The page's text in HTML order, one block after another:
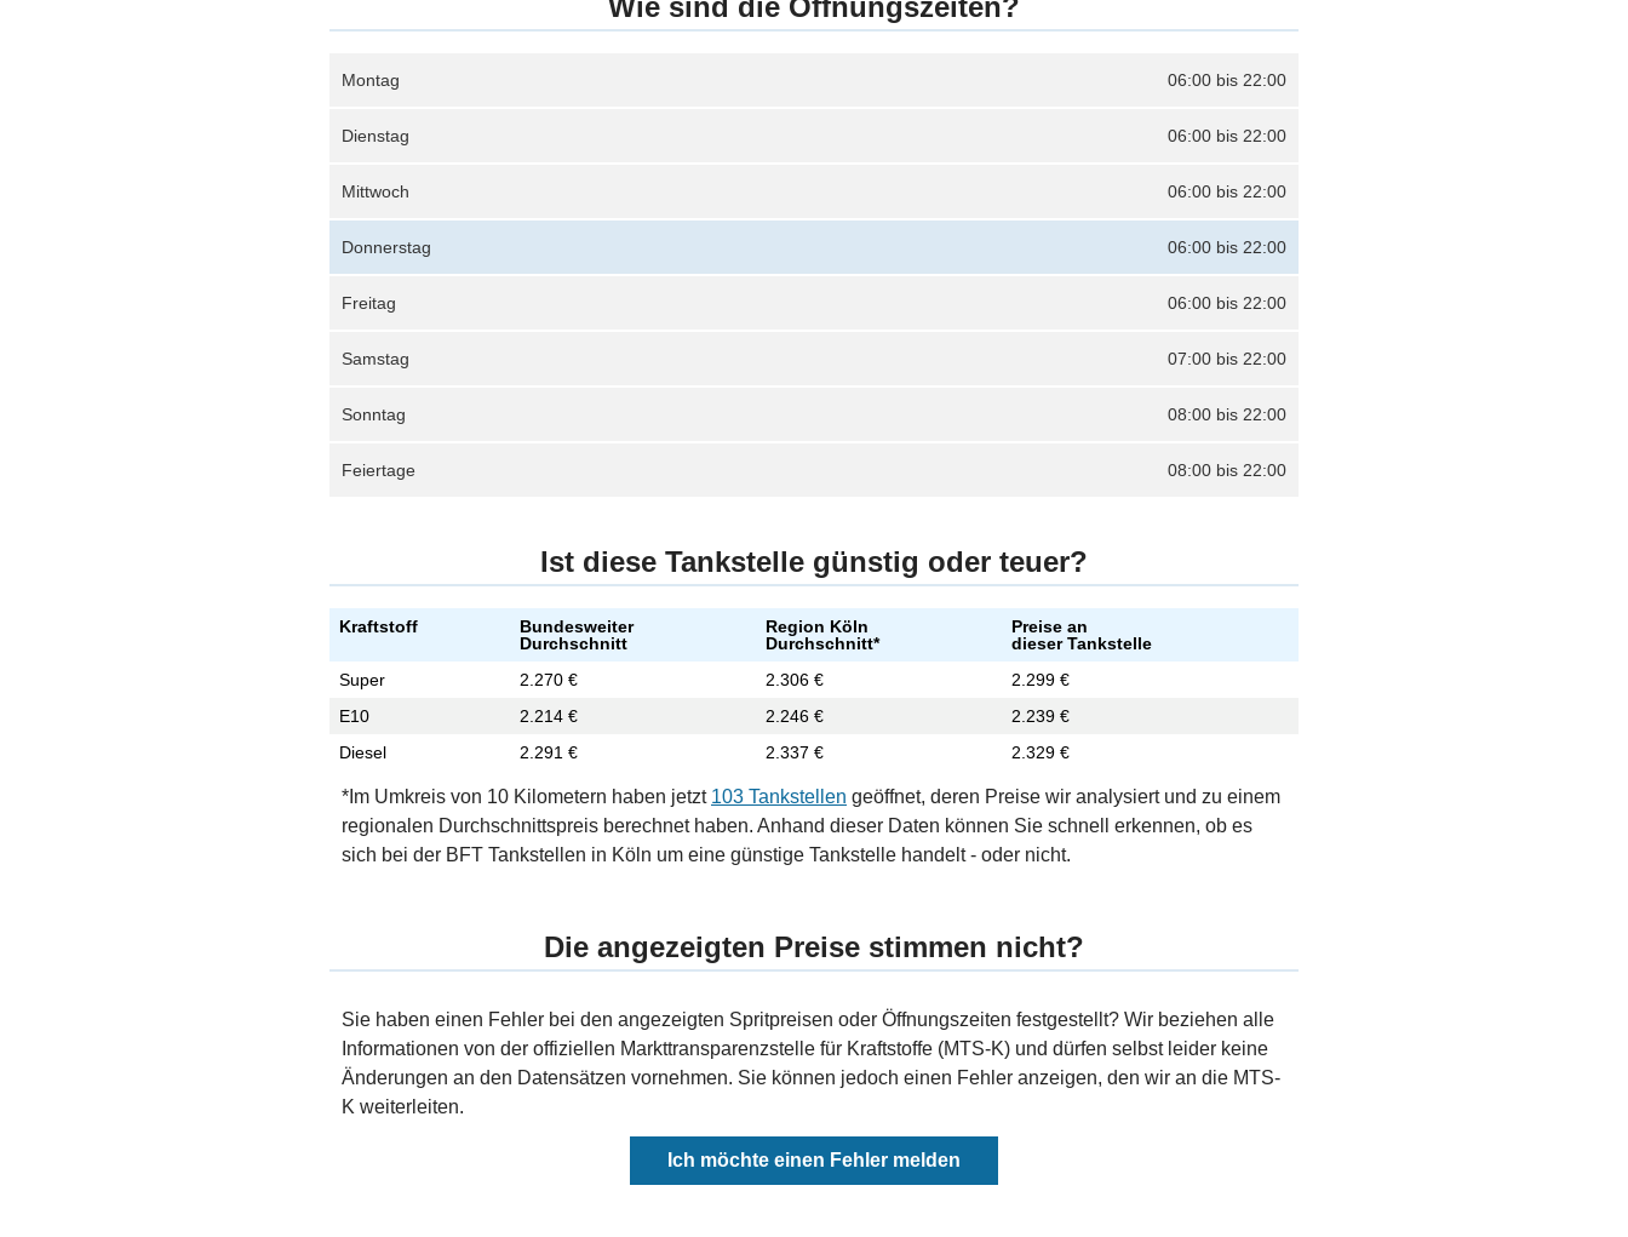
Wie sind die Öffnungszeiten?
06:00 bis 22:00
Montag
06:00 bis 22:00
Dienstag
06:00 bis 22:00
Mittwoch
06:00 bis 22:00
Donnerstag
06:00 bis 22:00
Freitag
07:00 bis 22:00
Samstag
08:00 bis 22:00
Sonntag
08:00 bis 22:00
Feiertage
Ist diese Tankstelle günstig oder teuer?
Kraftstoff
Bundesweiter
Durchschnitt
Region Köln
Durchschnitt*
Preise an
dieser Tankstelle
Super
2.270 € 2.306 €
2.299 €
E10
2.214 € 2.246 €
2.239 €
Diesel
2.291 € 2.337 € 2.329 €
*Im Umkreis von 10 Kilometern haben jetzt 103 Tankstellen geöffnet, deren Preise wir analysiert und zu einem
regionalen Durchschnittspreis berechnet haben. Anhand dieser Daten können Sie schnell erkennen, ob es
sich bei der BFT Tankstellen in Köln um eine günstige Tankstelle handelt - oder nicht.
Die angezeigten Preise stimmen nicht?
Sie haben einen Fehler bei den angezeigten Spritpreisen oder Öffnungszeiten festgestellt? Wir beziehen alle
Informationen von der offiziellen Markttransparenzstelle für Kraftstoffe (MTS-K) und dürfen selbst leider keine
Änderungen an den Datensätzen vornehmen. Sie können jedoch einen Fehler anzeigen, den wir an die MTS-
K weiterleiten.
Ich möchte einen Fehler melden